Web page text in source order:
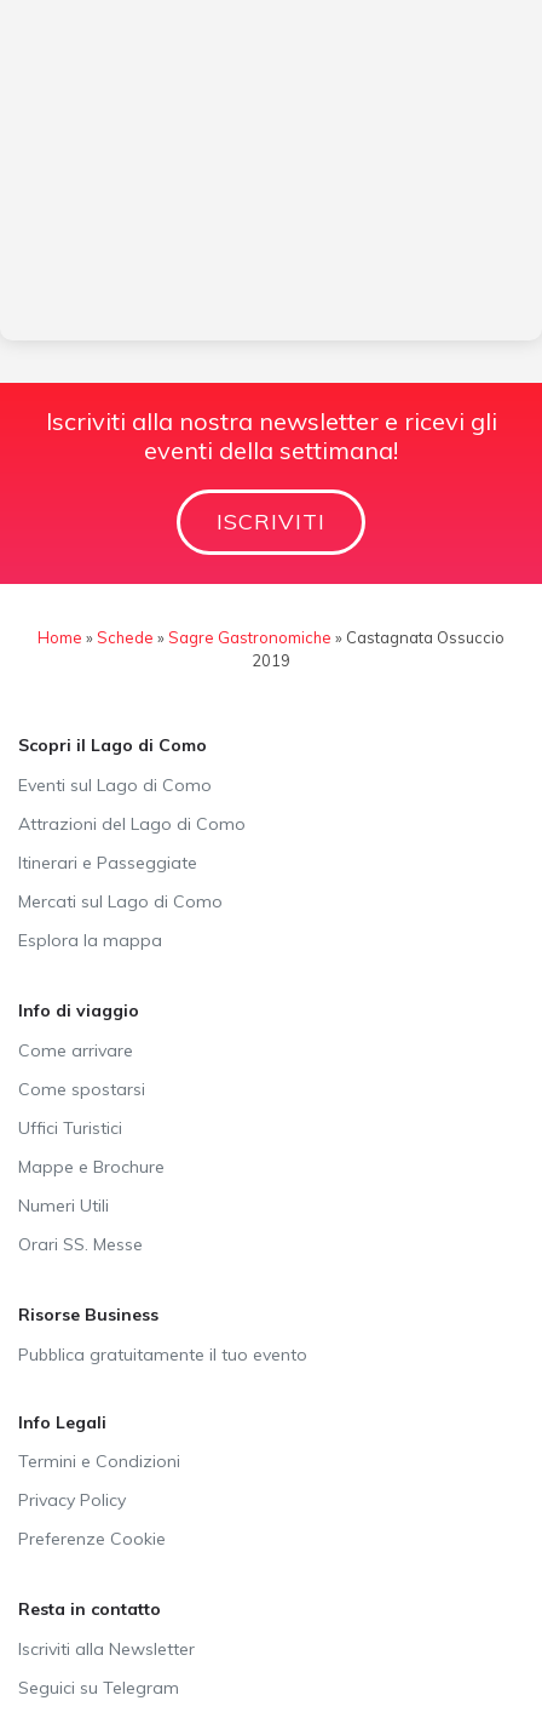
Iscriviti alla nostra newsletter e ricevi gli
eventi della settimana!
ISCRIVITI
Home »Schede »Sagre Gastronomiche » Castagnata Ossuccio
2019
Scopri il Lago di Como
Eventi sul Lago di Como
Attrazioni del Lago di Como
Itinerari e Passeggiate
Mercati sul Lago di Como
Esplora la mappa
Info di viaggio
Come arrivare
Come spostarsi
Uffici Turistici
Mappe e Brochure
Numeri Utili
Orari SS. Messe
Risorse Business
Pubblica gratuitamente il tuo evento
Info Legali
Termini e Condizioni
Privacy Policy
Preferenze Cookie
Resta in contatto
Iscriviti alla Newsletter
Seguici su Telegram